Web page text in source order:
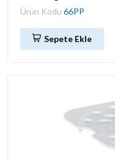
Ürün Kodu 66PP
Sepete Ekle